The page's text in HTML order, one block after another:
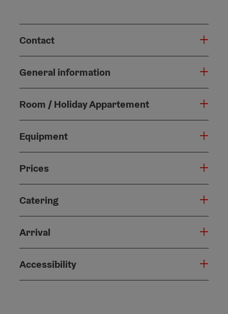
Contact
General information
Room / Holiday Appartement
Equipment
Prices
Catering
Arrival
Accessibility